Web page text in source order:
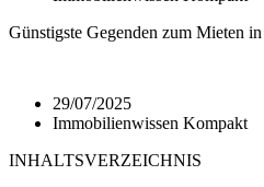
Günstigste Gegenden zum Mieten
29/07/2025
Immobilienwissen Kompakt
INHALTSVERZEICHNIS